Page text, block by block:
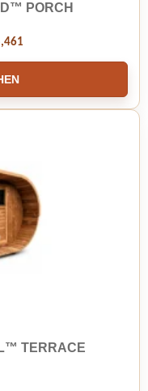
PORCH
TERRACE